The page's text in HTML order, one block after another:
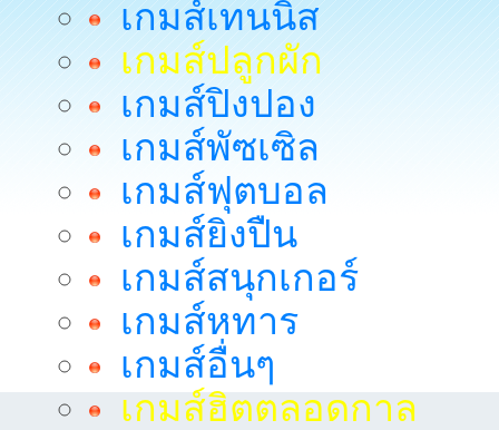
เกมส์เทนนิส
เกมส์ปลูกผัก
เกมส์ปิงปอง
เกมส์พัซเซิล
เกมส์ฟุตบอล
เกมส์ยิงปืน
เกมส์สนุกเกอร์
เกมส์หทาร
เกมส์อื่นๆ
เกมส์ฮิตตลอดกาล